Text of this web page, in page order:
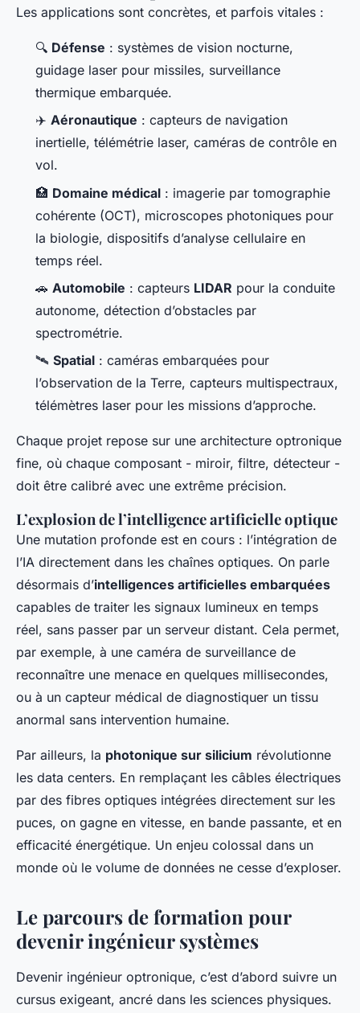
Les applications sont concrètes, et parfois vitales :
🔍 Défense : systèmes de vision nocturne,
guidage laser pour missiles, surveillance
thermique embarquée.
✈️ Aéronautique : capteurs de navigation
inertielle, télémétrie laser, caméras de contrôle en
vol.
🏥 Domaine médical : imagerie par tomographie
cohérente (OCT), microscopes photoniques pour
la biologie, dispositifs d’analyse cellulaire en
temps réel.
🚗 Automobile : capteurs LIDAR pour la conduite
autonome, détection d’obstacles par
spectrométrie.
🛰️ Spatial : caméras embarquées pour
l’observation de la Terre, capteurs multispectraux,
télémètres laser pour les missions d’approche.
Chaque projet repose sur une architecture optronique
fine, où chaque composant - miroir, filtre, détecteur -
doit être calibré avec une extrême précision.
L’explosion de l’intelligence artificielle optique
Une mutation profonde est en cours : l’intégration de
l’IA directement dans les chaînes optiques. On parle
désormais d’intelligences artificielles embarquées
capables de traiter les signaux lumineux en temps
réel, sans passer par un serveur distant. Cela permet,
par exemple, à une caméra de surveillance de
reconnaître une menace en quelques millisecondes,
ou à un capteur médical de diagnostiquer un tissu
anormal sans intervention humaine.
Par ailleurs, la photonique sur silicium révolutionne
les data centers. En remplaçant les câbles électriques
par des fibres optiques intégrées directement sur les
puces, on gagne en vitesse, en bande passante, et en
efficacité énergétique. Un enjeu colossal dans un
monde où le volume de données ne cesse d’exploser.
Le parcours de formation pour
devenir ingénieur systèmes
Devenir ingénieur optronique, c’est d’abord suivre un
cursus exigeant, ancré dans les sciences physiques.